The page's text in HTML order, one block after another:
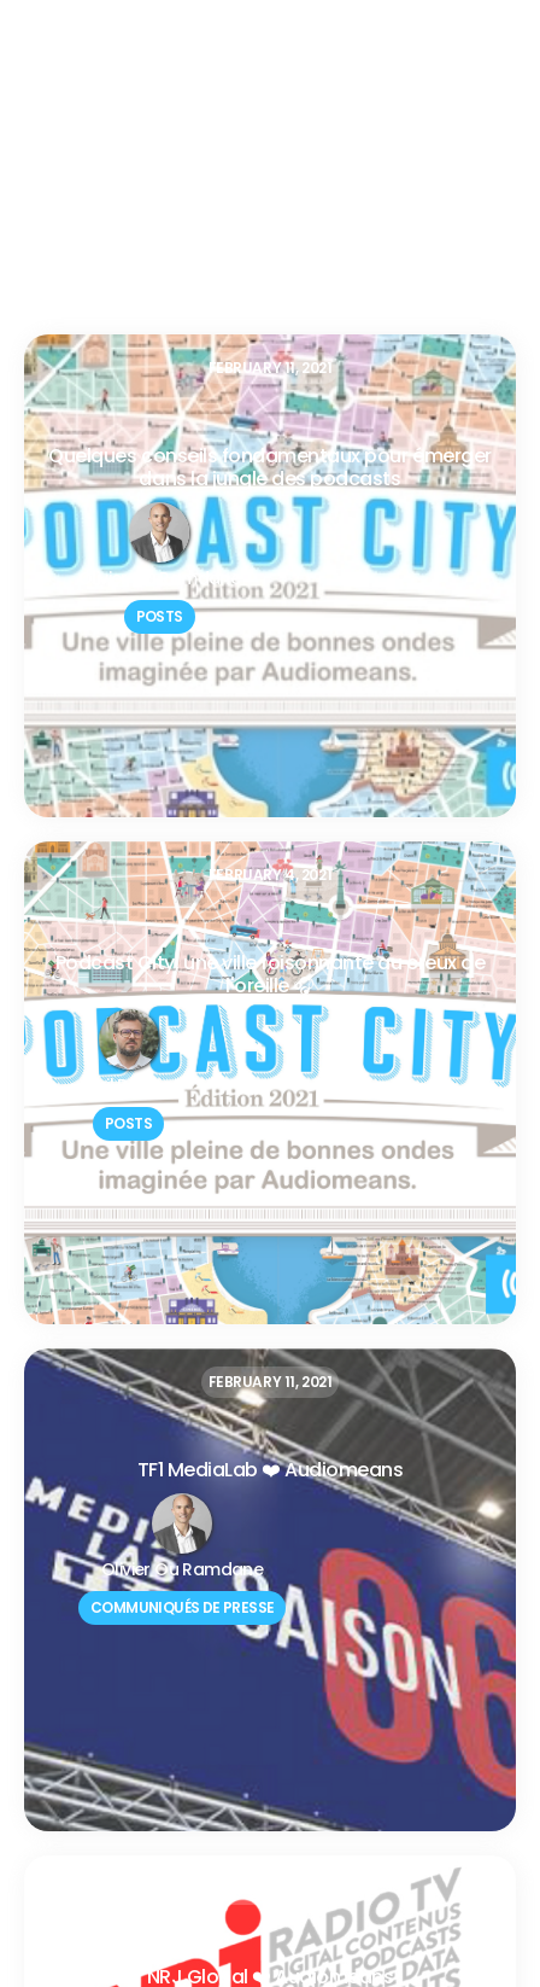
FEBRUARY 11, 2021
Quelques conseils fondamentaux pour émerger
dans la jungle des podcasts
Olivier Ou Ramdane
POSTS
FEBRUARY 4, 2021
Podcast City, une ville foisonnante au creux de
l'oreille 🎧
Cyril Barthet
POSTS
FEBRUARY 11, 2021
TF1 MediaLab ❤️ Audiomeans
Olivier Ou Ramdane
COMMUNIQUÉS DE PRESSE
NRJ Global ❤️ Audiomeans